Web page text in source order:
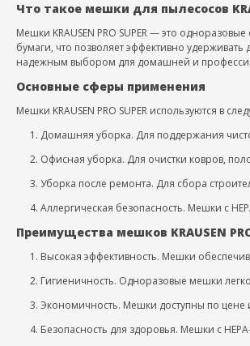
Что такое мешки для пылесосов
Мешки KRAUSEN PRO SUPER — это
бумаги, что позволяет эффективно
надежным выбором для домашней и
Основные сферы применения
Мешки KRAUSEN PRO SUPER используются в
Домашняя уборка. Для поддержания
Офисная уборка. Для очистки ковров,
Уборка после ремонта. Для сбора
Аллергическая безопасность. Мешки с
Преимущества мешков KRAUSEN PRO
Высокая эффективность. Мешки
Гигиеничность. Одноразовые мешки
Экономичность. Мешки доступны по цене
Безопасность для здоровья. Мешки с